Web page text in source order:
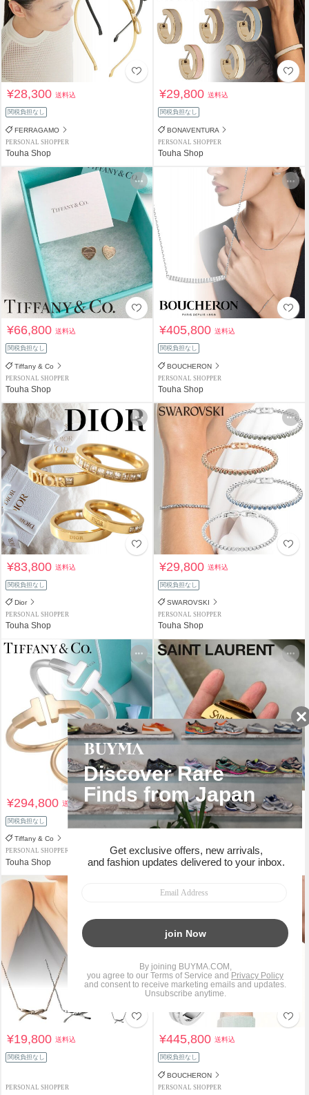
¥28,300送料込
関税負担なし
FERRAGAMO
PERSONAL SHOPPER
Touha Shop
¥29,800送料込
関税負担なし
BONAVENTURA
PERSONAL SHOPPER
Touha Shop
¥66,800送料込
関税負担なし
Tiffany & Co
PERSONAL SHOPPER
Touha Shop
¥405,800送料込
関税負担なし
BOUCHERON
PERSONAL SHOPPER
Touha Shop
¥83,800送料込
関税負担なし
Dior
PERSONAL SHOPPER
Touha Shop
¥29,800送料込
関税負担なし
SWAROVSKI
PERSONAL SHOPPER
Touha Shop
¥294,800送料込
関税負担なし
Tiffany & Co
PERSONAL SHOPPER
Touha Shop
¥78,800送料込
関税負担なし
PERSONAL SHOPPER
Touha Shop
¥19,800送料込
関税負担なし
PERSONAL SHOPPER
¥445,800送料込
関税負担なし
BOUCHERON
PERSONAL SHOPPER